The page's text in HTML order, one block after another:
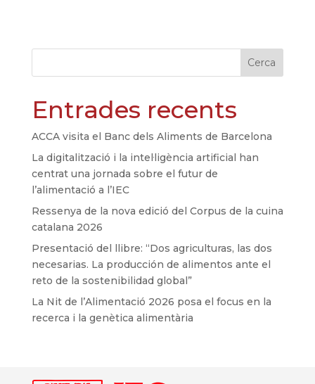
Cerca
Entrades recents
ACCA visita el Banc dels Aliments de Barcelona
La digitalització i la intel·ligència artificial han
centrat una jornada sobre el futur de
l’alimentació a l’IEC
Ressenya de la nova edició del Corpus de la cuina
catalana 2026
Presentació del llibre: “Dos agriculturas, las dos
necesarias. La producción de alimentos ante el
reto de la sostenibilidad global”
La Nit de l’Alimentació 2026 posa el focus en la
recerca i la genètica alimentària